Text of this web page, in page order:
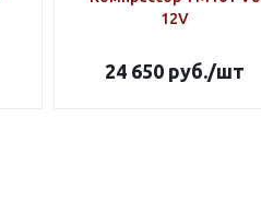
12V
24 650руб./шт